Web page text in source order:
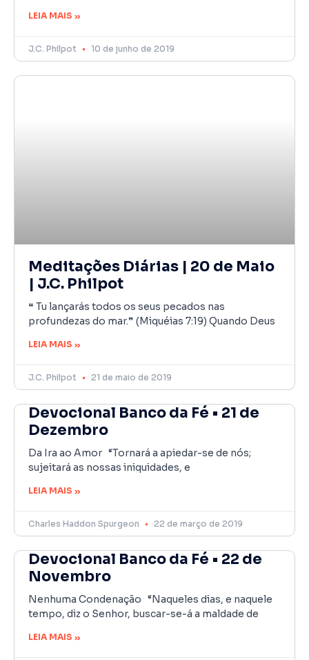
LEIA MAIS »
J.C. Philpot 10 de junho de 2019
Meditações Diárias | 20 de Maio
| J.C. Philpot
❝ Tu lançarás todos os seus pecados nas
profundezas do mar.❞ (Miquéias 7:19) Quando Deus
LEIA MAIS »
J.C. Philpot 21 de maio de 2019
Devocional Banco da Fé • 21 de
Dezembro
Da Ira ao Amor “Tornará a apiedar-se de nós;
sujeitará as nossas iniquidades, e
LEIA MAIS »
Charles Haddon Spurgeon 22 de março de 2019
Devocional Banco da Fé • 22 de
Novembro
Nenhuma Condenação “Naqueles dias, e naquele
tempo, diz o Senhor, buscar-se-á a maldade de
LEIA MAIS »